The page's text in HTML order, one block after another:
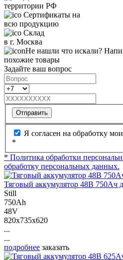
территории РФ
Сертификаты на
всю продукцию
Склад
в г. Москва
Не нашли что искали?
похожие товары
Задайте ваш вопрос
Отправить
Я согласен на обработку моих персональных данных
*
* Политика обработки
обработку персональных данных.
Тяговый аккумулятор 48В 750Ач
Still
750Ah
48V
820x735x620
...
...
подробнее заказать